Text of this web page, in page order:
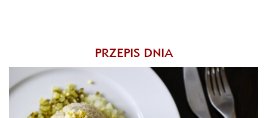
PRZEPIS DNIA